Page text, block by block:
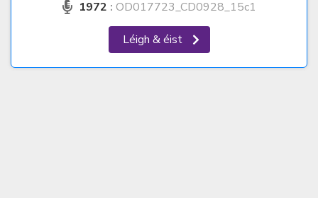
1972 : OD017723_CD0928_15c1
Léigh & éist